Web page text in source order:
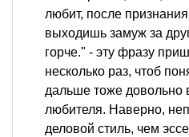
любит, после
выходишь замуж за
горче." - эту фразу
несколько раз, чтоб
дальше тоже довольно
любителя. Наверно,
деловой стиль, чем